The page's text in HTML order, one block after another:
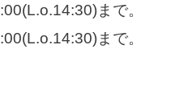
まで。
まで。